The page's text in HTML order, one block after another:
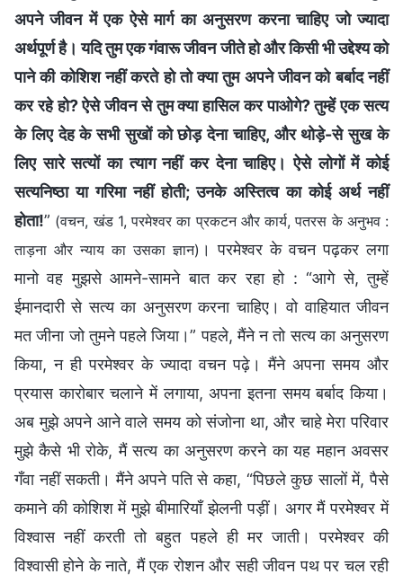
अपने जीवन में एक ऐसे मार्ग का अनुसरण करना चाहिए जो ज्यादा
अर्थपूर्ण है। यदि तुम एक गंवारू जीवन जीते हो और किसी भी उद्देश्य को
पाने की कोशिश नहीं करते हो तो क्या तुम अपने जीवन को बर्बाद नहीं
कर रहे हो? ऐसे जीवन से तुम क्या हासिल कर पाओगे? तुम्हें एक सत्य
के लिए देह के सभी सुखों को छोड़ देना चाहिए, और थोड़े-से सुख के
लिए सारे सत्यों का त्याग नहीं कर देना चाहिए। ऐसे लोगों में कोई
सत्यनिष्ठा या गरिमा नहीं होती; उनके अस्तित्व का कोई अर्थ नहीं
होता!” (वचन, खंड 1, परमेश्वर का प्रकटन और कार्य, पतरस के अनुभव :
ताड़ना और न्याय का उसका ज्ञान) । परमेश्वर के वचन पढ़कर लगा
मानो वह मुझसे आमने-सामने बात कर रहा हो : “आगे से, तुम्हें
ईमानदारी से सत्य का अनुसरण करना चाहिए। वो वाहियात जीवन
मत जीना जो तुमने पहले जिया।” पहले, मैंने न तो सत्य का अनुसरण
किया, न ही परमेश्वर के ज्यादा वचन पढ़े। मैंने अपना समय और
प्रयास कारोबार चलाने में लगाया, अपना इतना समय बर्बाद किया।
अब मुझे अपने आने वाले समय को संजोना था, और चाहे मेरा परिवार
मुझे कैसे भी रोके, मैं सत्य का अनुसरण करने का यह महान अवसर
गँवा नहीं सकती। मैंने अपने पति से कहा, “पिछले कुछ सालों में, पैसे
कमाने की कोशिश में मुझे बीमारियाँ झेलनी पड़ीं। अगर मैं परमेश्वर में
विश्वास नहीं करती तो बहुत पहले ही मर जाती। परमेश्वर की
विश्वासी होने के नाते, मैं एक रोशन और सही जीवन पथ पर चल रही